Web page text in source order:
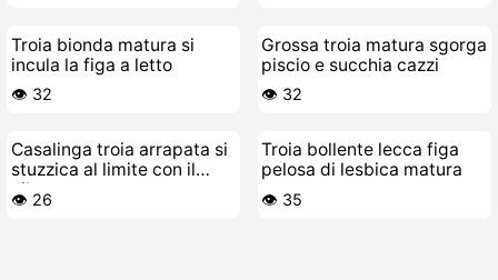
Troia bionda matura si
incula la figa a letto
👁️ 32
Grossa troia matura sgorga
piscio e succhia cazzi
👁️ 32
Casalinga troia arrapata si
stuzzica al limite con il
vibratore
👁️ 26
Troia bollente lecca figa
pelosa di lesbica matura
👁️ 35